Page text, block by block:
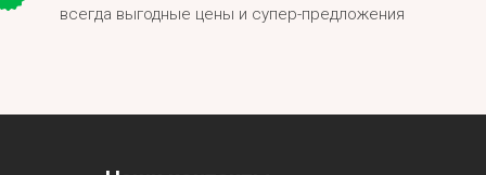
всегда выгодные цены и супер-предложения